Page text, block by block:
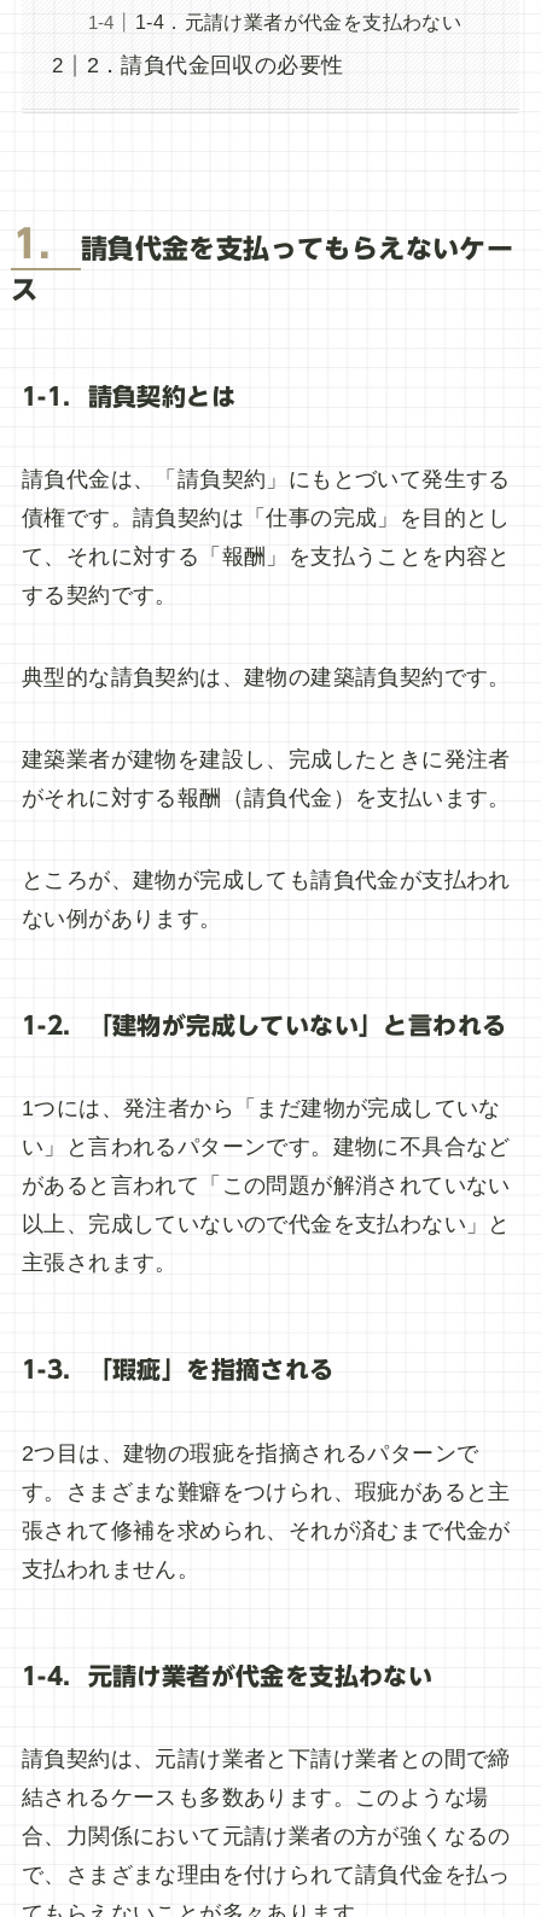
1-4．元請け業者が代金を支払わない
2．請負代金回収の必要性
1．
請負代金を支払ってもらえないケー
ス
1-1．請負契約とは
請負代金は、「請負契約」にもとづいて発生する
債権です。請負契約は「仕事の完成」を目的とし
て、それに対する「報酬」を支払うことを内容と
する契約です。
典型的な請負契約は、建物の建築請負契約です。
建築業者が建物を建設し、完成したときに発注者
がそれに対する報酬（請負代金）を支払います。
ところが、建物が完成しても請負代金が支払われ
ない例があります。
1-2．「建物が完成していない」と言われる
1つには、発注者から「まだ建物が完成していな
い」と言われるパターンです。建物に不具合など
があると言われて「この問題が解消されていない
以上、完成していないので代金を支払わない」と
主張されます。
1-3．「瑕疵」を指摘される
2つ目は、建物の瑕疵を指摘されるパターンで
す。さまざまな難癖をつけられ、瑕疵があると主
張されて修補を求められ、それが済むまで代金が
支払われません。
1-4．元請け業者が代金を支払わない
請負契約は、元請け業者と下請け業者との間で締
結されるケースも多数あります。このような場
合、力関係において元請け業者の方が強くなるの
で、さまざまな理由を付けられて請負代金を払っ